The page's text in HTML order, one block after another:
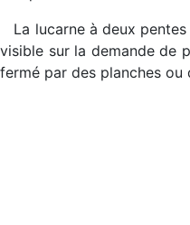
La lucarne à deux
visible sur la demande de
fermé par des planches ou